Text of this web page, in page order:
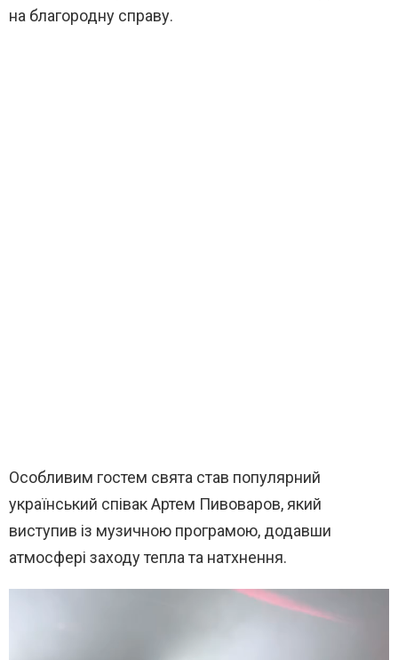
на благородну справу.
Особливим гостем свята став популярний
український співак Артем Пивоваров, який
виступив із музичною програмою, додавши
атмосфері заходу тепла та натхнення.